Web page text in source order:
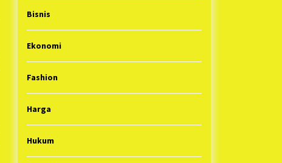
Bisnis
Ekonomi
Fashion
Harga
Hukum